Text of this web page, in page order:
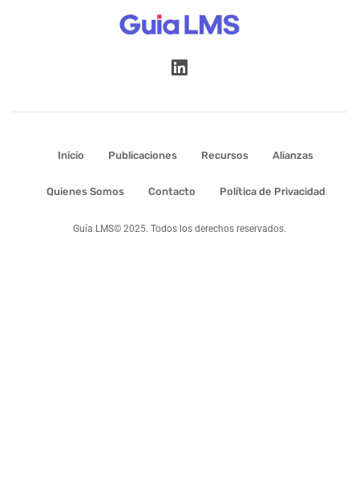
Inicio Publicaciones Recursos Alianzas
Quienes Somos Contacto Política de Privacidad
Guía LMS© 2025. Todos los derechos reservados.